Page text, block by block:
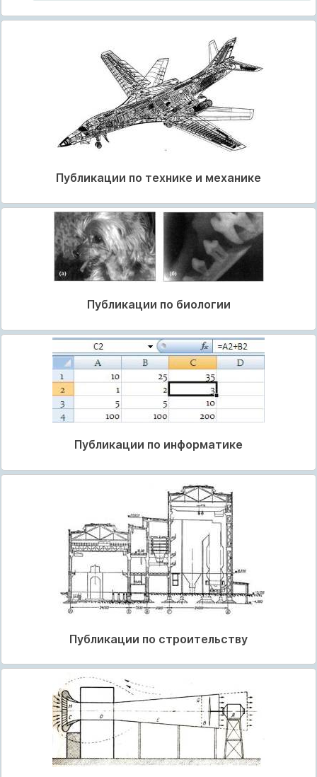
Публикации по технике и механике
Публикации по биологии
Публикации по информатике
Публикации по строительству